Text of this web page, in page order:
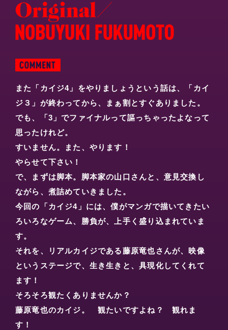
また「カイジ4」をやりましょうという話は、「カイ
ジ３」が終わってから、まぁ割とすぐありました。
でも、「3」でファイナルって謳っちゃったよなって
思ったけれど。
すいません。また、やります！
やらせて下さい！
で、まずは脚本。脚本家の山口さんと、意見交換し
ながら、煮詰めていきました。
今回の「カイジ4」には、僕がマンガで描いてきたい
ろいろなゲーム、勝負が、上手く盛り込まれていま
す。
それを、リアルカイジである藤原竜也さんが、映像
というステージで、生き生きと、具現化してくれて
ます！
そろそろ観たくありませんか？
藤原竜也のカイジ。 観たいですよね？ 観れま
す！